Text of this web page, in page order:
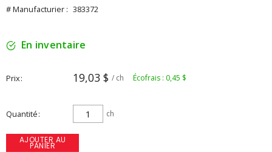
# Manufacturier : 383372
En inventaire
Prix 19,03 $ / ch Écofrais : 0,45 $
Quantité ch
AJOUTER AU
PANIER